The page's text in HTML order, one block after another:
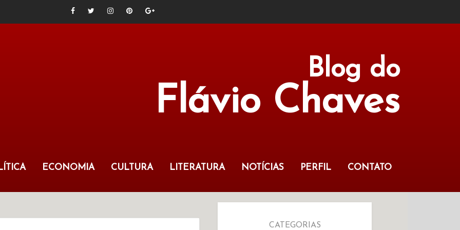
Blog do
Flávio Chaves
ECONOMIA CULTURA LITERATURA NOTÍCIAS PERFIL CONTATO
CATEGORIAS